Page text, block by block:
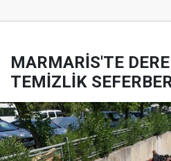
MARMARİS'TE
TEMİZLİK